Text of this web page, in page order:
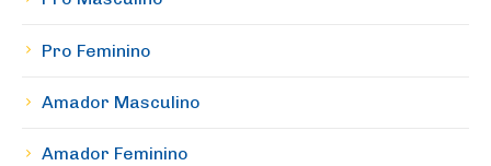
Pro Feminino
Amador Masculino
Amador Feminino